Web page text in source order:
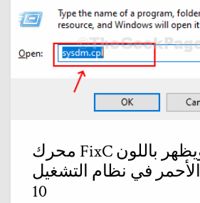
محرك FixC ممتلئ ويظهر باللون
الأحمر في نظام التشغيل Windows
10